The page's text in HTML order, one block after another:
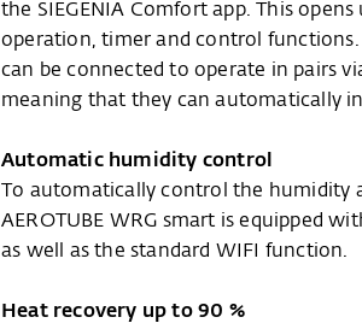
the SIEGENIA Comfort app. This
operation, timer and control functions.
can be connected to operate in pairs
meaning that they can automatically
Automatic humidity control
To automatically control the humidity
AEROTUBE WRG smart is equipped
as well as the standard WIFI function.
Heat recovery up to 90 %